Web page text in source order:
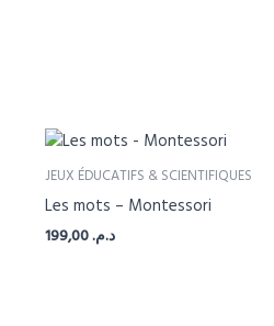
JEUX ÉDUCATIFS & SCIENTIFIQUES
Les mots – Montessori
د.م.199,00